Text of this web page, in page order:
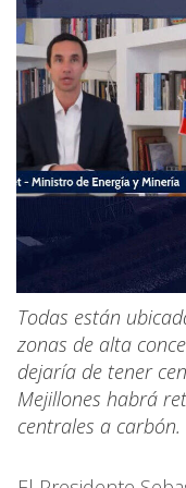
Todas están
zonas de alta
dejaría de tener
Mejillones habrá
centrales a carbón.